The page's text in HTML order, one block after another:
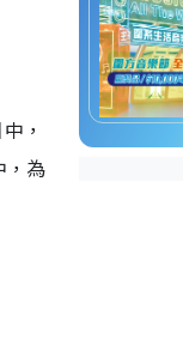
，
，為